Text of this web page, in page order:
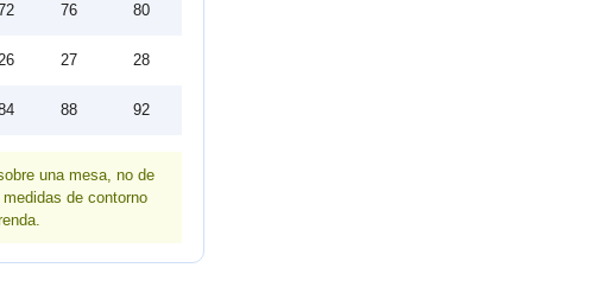
76 80
27 28
88 92
una mesa, no de
de contorno